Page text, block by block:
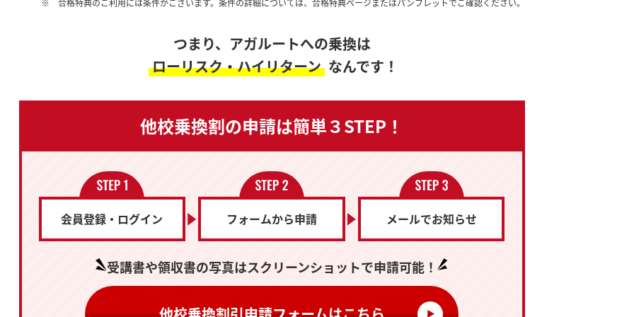
※ 合格特典のご利用には条件がございます。条件の詳細については、合格特典ページまたはパンフレットでご確認ください。
つまり、アガルートへの乗換は
ローリスク・ハイリターン なんです！
他校乗換割の申請は簡単３STEP！
会員登録・ログイン フォームから申請 メールでお知らせ
受講書や領収書の写真はスクリーンショットで申請可能！